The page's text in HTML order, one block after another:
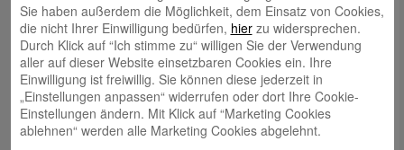
Neueste Beiträge
Sparkassen Kino Open-Air-Sommer 2026 startet
Öffnungszeiten der Sparkasse zum Wiesenmarkt
Herausragende Vertriebsleistung in Jahr 2025: Team
des ImmobilienCenter der Sparkasse Odenwaldkreis
überzeugt mit Kompetenz, Service und Erfolgsbilanz
Sie haben außerdem die Möglichkeit, dem Einsatz von Cookies,
die nicht Ihrer Einwilligung bedürfen, hierzu widersprechen.
Durch Klick auf “Ich stimme zu“ willigen Sie der Verwendung
aller auf dieser Website einsetzbaren Cookies ein. Ihre
Einwilligung ist freiwillig. Sie können diese jederzeit in
„Einstellungen anpassen“ widerrufen oder dort Ihre Cookie-
Einstellungen ändern. Mit Klick auf “Marketing Cookies
ablehnen“ werden alle Marketing Cookies abgelehnt.